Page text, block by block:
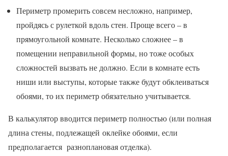
Периметр промерить совсем несложно, например,
пройдясь с рулеткой вдоль стен. Проще всего – в
прямоугольной комнате. Несколько сложнее – в
помещении неправильной формы, но тоже особых
сложностей вызвать не должно. Если в комнате есть
ниши или выступы, которые также будут обклеиваться
обоями, то их периметр обязательно учитывается.
В калькулятор вводится периметр полностью (или полная
длина стены, подлежащей оклейке обоями, если
предполагается разноплановая отделка).